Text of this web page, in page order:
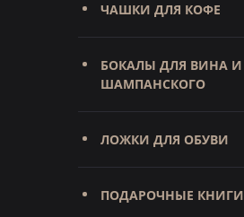
ЧАШКИ ДЛЯ КОФЕ
БОКАЛЫ ДЛЯ ВИНА И
ШАМПАНСКОГО
ЛОЖКИ ДЛЯ ОБУВИ
ПОДАРОЧНЫЕ КНИГИ